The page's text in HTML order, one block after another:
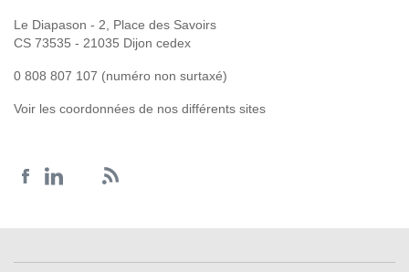
Le Diapason - 2, Place des Savoirs
CS 73535 - 21035 Dijon cedex
0 808 807 107 (numéro non surtaxé)
Voir les coordonnées de nos différents sites